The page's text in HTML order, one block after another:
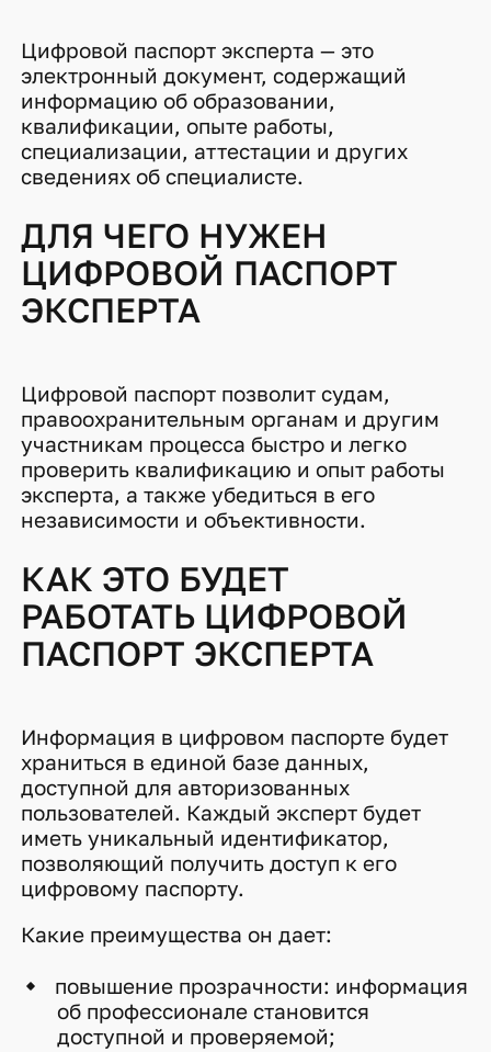
Цифровой паспорт эксперта — это
электронный документ, содержащий
информацию об образовании,
квалификации, опыте работы,
специализации, аттестации и других
сведениях об специалисте.
ДЛЯ ЧЕГО НУЖЕН
ЦИФРОВОЙ ПАСПОРТ
ЭКСПЕРТА
Цифровой паспорт позволит судам,
правоохранительным органам и другим
участникам процесса быстро и легко
проверить квалификацию и опыт работы
эксперта, а также убедиться в его
независимости и объективности.
КАК ЭТО БУДЕТ
РАБОТАТЬ ЦИФРОВОЙ
ПАСПОРТ ЭКСПЕРТА
Информация в цифровом паспорте будет
храниться в единой базе данных,
доступной для авторизованных
пользователей. Каждый эксперт будет
иметь уникальный идентификатор,
позволяющий получить доступ к его
цифровому паспорту.
Какие преимущества он дает:
повышение прозрачности: информация
об профессионале становится
доступной и проверяемой;